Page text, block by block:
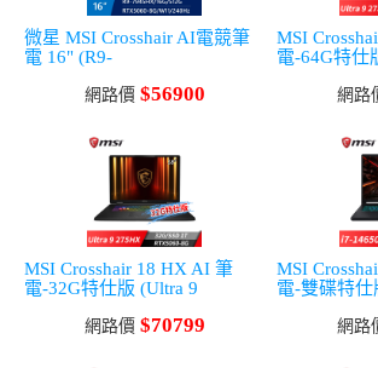
微星 MSI Crosshair AI電競筆
電 16" (R9-
8G/W11)網路價 $56900
MSI
電-64G特仕
8G/W11)網路
MSI Crosshair 18 HX AI 筆
電-32G特仕版 (Ultra 9
8G/W11)網路價 $70799
MSI
電-雙碟特仕
060-8G/網路